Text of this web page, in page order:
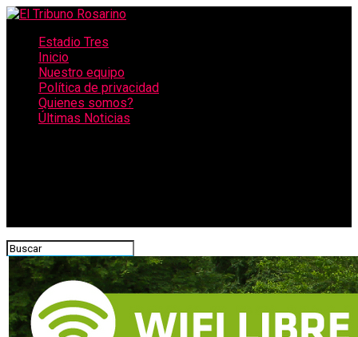
Estadio Tres
Inicio
Nuestro equipo
Política de privacidad
Quienes somos?
Últimas Noticias